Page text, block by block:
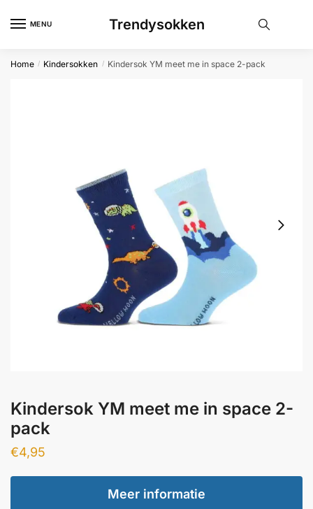
MENU Trendysokken
Home / Kindersokken / Kindersok YM meet me in space 2-pack
Kindersok YM meet me in space 2-
pack
€4,95
Meer informatie